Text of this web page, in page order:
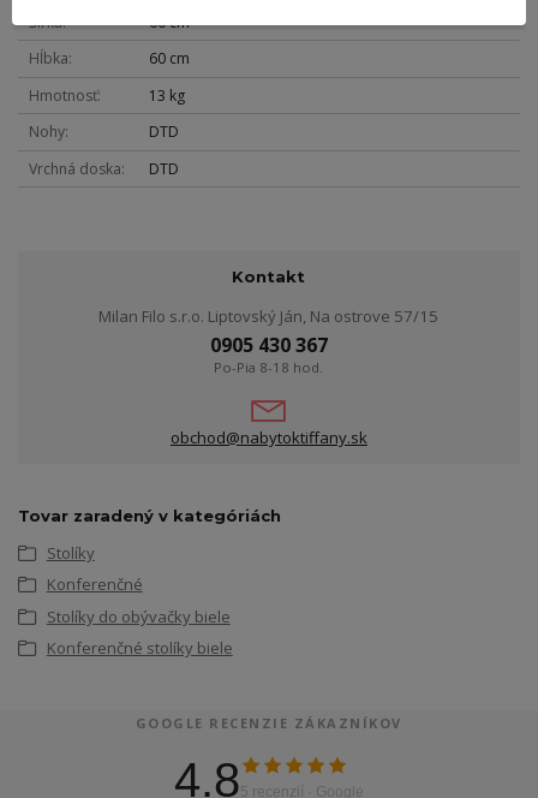
Šírka
60 cm
Hĺbka
60 cm
Hmotnosť
13 kg
Nohy
DTD
Vrchná doska
DTD
Kontakt
Milan Filo s.r.o. Liptovský Ján, Na ostrove 57/15
0905 430 367
Po-Pia 8-18 hod.
obchod@nabytoktiffany.sk
Tovar zaradený v kategóriách
Stolíky
Konferenčné
Stolíky do obývačky biele
Konferenčné stolíky biele
GOOGLE RECENZIE ZÁKAZNÍKOV
4.85 recenzií · Google